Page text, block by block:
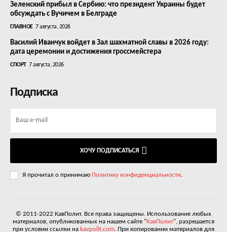
Зеленский прибыл в Сербию: что президент Украины будет
обсуждать с Вучичем в Белграде
ГЛАВНОЕ 7 августа, 2026
Василий Иванчук войдет в Зал шахматной славы в 2026 году:
дата церемонии и достижения гроссмейстера
СПОРТ 7 августа, 2026
Подписка
ХОЧУ ПОДПИСАТЬСЯ
Я прочитал о принимаю Политику конфиденциальности.
© 2011-2022 КавПолит. Все права защищены. Использование любых
материалов, опубликованных на нашем сайте "КавПолит", разрешается
при условии ссылки на kavpolit.com. При копировании материалов для